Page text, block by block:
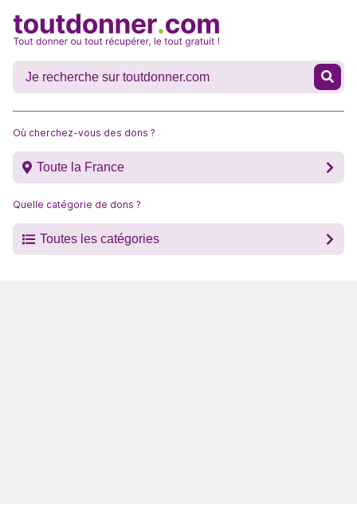
Où cherchez-vous des dons ?
Toute la France
Quelle catégorie de dons ?
Toutes les catégories